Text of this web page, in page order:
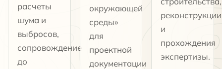
расчеты
шума и
выбросов,
сопровождение
до
окружающей
среды»
для
проектной
документации
реконструкции
и
прохождения
экспертизы.